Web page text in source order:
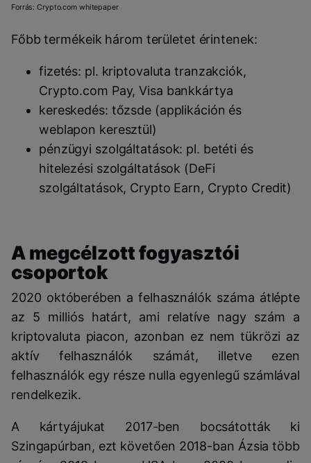
Forrás: Crypto.com whitepaper
Főbb termékeik három területet érintenek:
fizetés: pl. kriptovaluta tranzakciók,
Crypto.com Pay, Visa bankkártya
kereskedés: tőzsde (applikáción és
weblapon keresztül)
pénzügyi szolgáltatások: pl. betéti és
hitelezési szolgáltatások (DeFi
szolgáltatások, Crypto Earn, Crypto Credit)
A megcélzott fogyasztói
csoportok
2020 októberében a felhasználók száma átlépte
az 5 milliós határt, ami relatíve nagy szám a
kriptovaluta piacon, azonban ez nem tükrözi az
aktív felhasználók számát, illetve ezen
felhasználók egy része nulla egyenlegű számlával
rendelkezik.
A kártyájukat 2017-ben bocsátották ki
Szingapúrban, ezt követően 2018-ban Ázsia több